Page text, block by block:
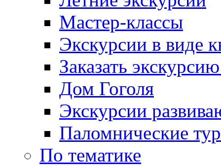
Мастер-классы
Экскурсии в виде
Заказать
Дом Гоголя
Экскурсии
Паломнические
По тематике